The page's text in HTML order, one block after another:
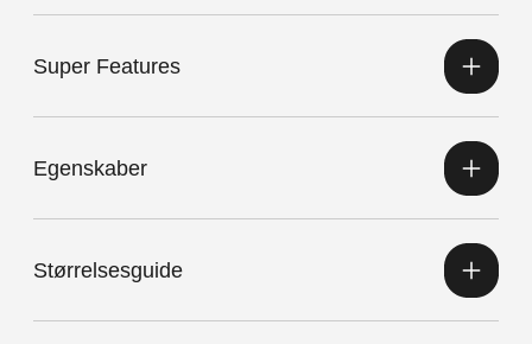
Super Features
Egenskaber
Størrelsesguide